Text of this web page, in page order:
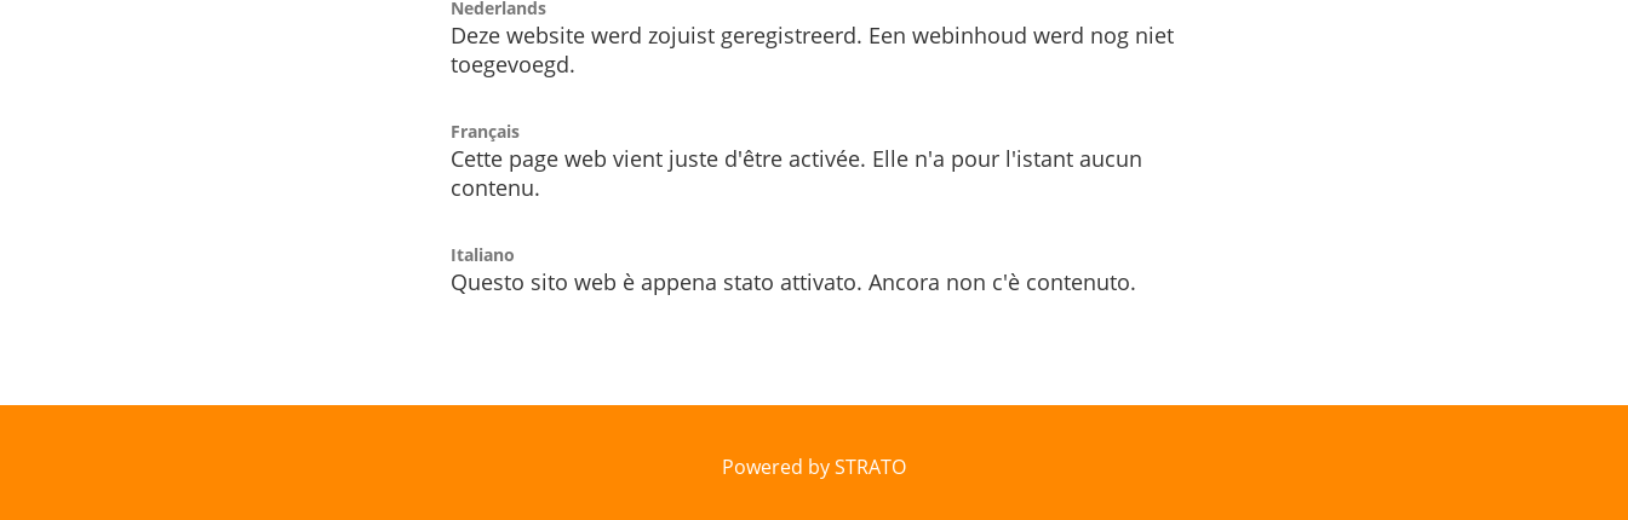
Nederlands
Deze website werd zojuist geregistreerd. Een webinhoud werd nog niet
toegevoegd.
Français
Cette page web vient juste d'être activée. Elle n'a pour l'istant aucun
contenu.
Italiano
Questo sito web è appena stato attivato. Ancora non c'è contenuto.
Powered by STRATO